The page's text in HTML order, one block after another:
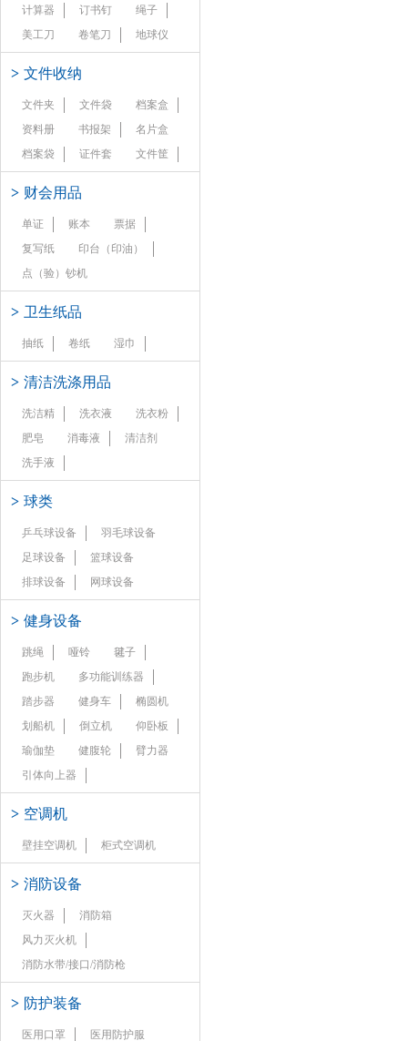
计算器
订书钉
绳子
美工刀
卷笔刀 地球仪
> 文件收纳
文件夹 文件袋
档案盒
资料册
书报架
名片盒
档案袋
证件套 文件筐
> 财会用品
单证 账本
票据
复写纸
印台（印油）
点（验）钞机
> 卫生纸品
抽纸 卷纸 湿巾
> 清洁洗涤用品
洗洁精 洗衣液
洗衣粉
肥皂
消毒液
清洁剂
洗手液
> 球类
乒乓球设备
羽毛球设备
足球设备
篮球设备
排球设备
网球设备
> 健身设备
跳绳 哑铃
毽子
跑步机
多功能训练器
踏步器
健身车
椭圆机
划船机
倒立机
仰卧板
瑜伽垫
健腹轮
臂力器
引体向上器
> 空调机
壁挂空调机 柜式空调机
> 消防设备
灭火器
消防箱
风力灭火机
消防水带/接口/消防枪
> 防护装备
医用口罩
医用防护服